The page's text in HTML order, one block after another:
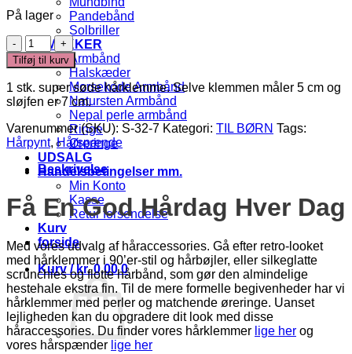
Pandebånd
Solbriller
SMYKKER
Armbånd
Halskæder
Morsekode Armbånd
Natursten Armbånd
Nepal perle armbånd
Ringe
Øreringe
UDSALG
Handelsbetingelser mm.
Min Konto
Kasse
Retur forsendelse
Kurv
forside
Kurv /kr.0,00 0
På lager
Ronja
-
Hårklemme
antal
Tilføj til kurv
1 stk. super søde hårklemme. Selve klemmen måler 5 cm og
sløjfen er 7 cm.
Varenummer (SKU): S-32-7 Kategori: TIL BØRN Tags:
Hårpynt,Hårspænde
Beskrivelse
Få En God Hårdag Hver Dag
Med vores udvalg af håraccessories. Gå efter retro-looket
med hårklemmer i 90’er-stil og hårbøjler, eller silkeglatte
scrunchies og flotte hårbånd, som gør den almindelige
hestehale ekstra fin. Til de mere formelle begivenheder har vi
hårklemmer med perler og matchende øreringe. Uanset
lejligheden kan du opgradere dit look med disse
håraccessories. Du finder vores hårklemmer lige her og
vores hårspænder lige her